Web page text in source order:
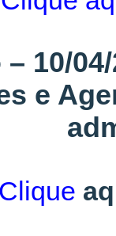
aqui para
10/
e
Clique